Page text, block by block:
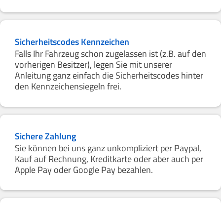
Sicherheitscodes Kennzeichen
Falls Ihr Fahrzeug schon zugelassen ist (z.B. auf den
vorherigen Besitzer), legen Sie mit unserer
Anleitung ganz einfach die Sicherheitscodes hinter
den Kennzeichensiegeln frei.
Sichere Zahlung
Sie können bei uns ganz unkompliziert per Paypal,
Kauf auf Rechnung, Kreditkarte oder aber auch per
Apple Pay oder Google Pay bezahlen.